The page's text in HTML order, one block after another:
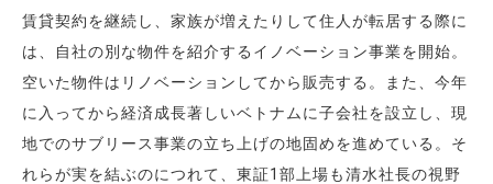
賃貸契約を継続し、家族が増えたりして住人が転居する際に
は、自社の別な物件を紹介するイノベーション事業を開始。
空いた物件はリノベーションしてから販売する。また、今年
に入ってから経済成長著しいベトナムに子会社を設立し、現
地でのサブリース事業の立ち上げの地固めを進めている。そ
れらが実を結ぶのにつれて、東証1部上場も清水社長の視野